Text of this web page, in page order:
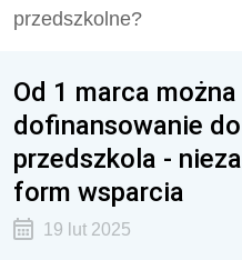
przedszkolne?
Od 1 marca
dofinansowanie do
przedszkola -
form wsparcia
19 lut 2025